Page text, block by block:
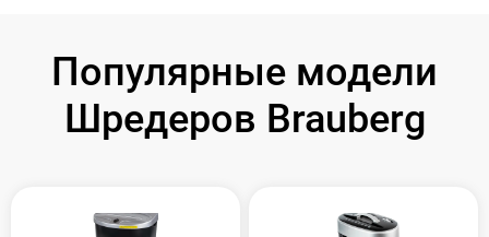
Популярные модели
Шредеров Brauberg